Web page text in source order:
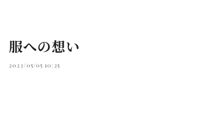
服への想い
2023/05/05 10:25